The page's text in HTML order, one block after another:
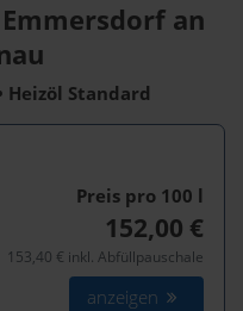
an
Heizöl Standard
Preis pro 100 l
152,00 €
153,40 € inkl. Abfüllpauschale
anzeigen